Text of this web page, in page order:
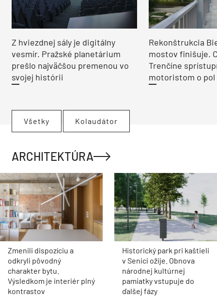
Z hviezdnej sály je digitálny
vesmír. Pražské planetárium
prešlo najväčšou premenou vo
svojej histórii
Rekonštrukcia
mostov finišuje.
Trenčíne
motoristom o pol
Všetky Kolaudátor
ARCHITEKTÚRA
Zmenili dispozíciu a
odkryli pôvodný
charakter bytu.
Výsledkom je interiér plný
kontrastov
Historický park pri kaštieli
v Senici ožije. Obnova
národnej kultúrnej
pamiatky vstupuje do
ďalšej fázy